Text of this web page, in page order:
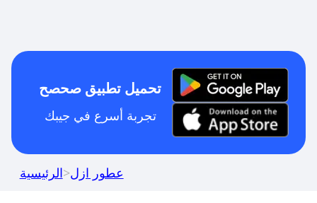
تحميل تطبيق صحصح
تجربة أسرع في جيبك
الرئيسية>عطور ازل